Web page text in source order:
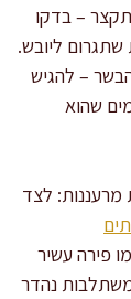
– בדקו
שתגרום ליובש.
– להגיש
שהוא
מרעננות: לצד
פירה עשיר
משתלבות נהדר